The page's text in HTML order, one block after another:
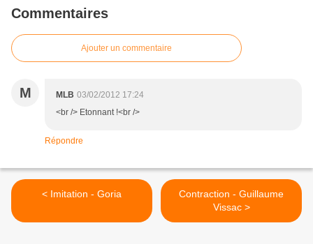
Commentaires
Ajouter un commentaire
M MLB 03/02/2012 17:24
<br /> Etonnant !<br />
Répondre
< Imitation - Goria
Contraction - Guillaume
Vissac >